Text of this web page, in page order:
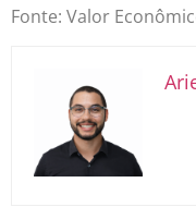
Fonte: Valor